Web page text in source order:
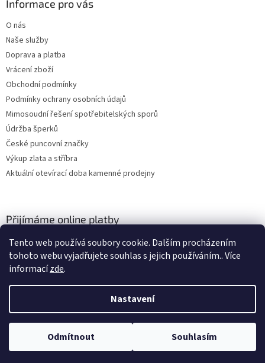
Tento web používá soubory cookie. Dalším procházením
tohoto webu vyjadřujete souhlas s jejich používáním.. Více
informacízde.
Nastavení
Odmítnout Souhlasím
Informace pro vás
O nás
Naše služby
Doprava a platba
Vrácení zboží
Obchodní podmínky
Podmínky ochrany osobních údajů
Mimosoudní řešení spotřebitelských sporů
Údržba šperků
České puncovní značky
Výkup zlata a stříbra
Aktuální otevírací doba kamenné prodejny
Přijímáme online platby
Vytvořil Shoptet
Copyright 2026ZLATO-MINERÁLY . Všechna práva vyhrazena.